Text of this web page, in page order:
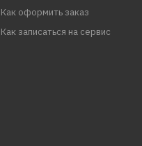
Как оформить заказ
Как записаться на сервис